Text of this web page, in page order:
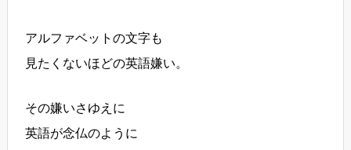
アルファベットの文字も
見たくないほどの英語嫌い。
その嫌いさゆえに
英語が念仏のように